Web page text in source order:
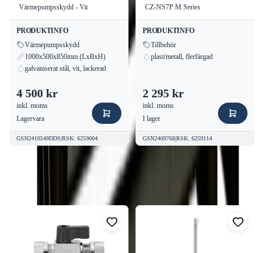
Värmepumpsskydd - Vit
PRODUKTINFO
Värmepumpsskydd
1000x500x850mm (LxBxH)
galvaniserat stål, vit, lackerad
4 500 kr
inkl. moms
Lagervara
GSN2410549DDS|RSK: 6259004
CZ-NS7P M Series
PRODUKTINFO
Tillbehör
plast/metall, flerfärgad
2 295 kr
inkl. moms
I lager
GSN2409768|RSK: 6259114
Fler produkter från